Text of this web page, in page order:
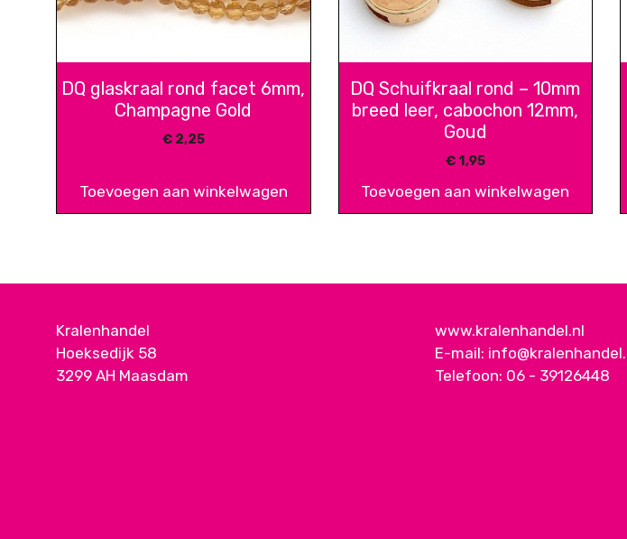
DQ glaskraal rond facet 6mm,
Champagne Gold
€2,25
Toevoegen aan winkelwagen
DQ Schuifkraal rond – 10mm
breed leer, cabochon 12mm,
Goud
€1,95
Toevoegen aan winkelwagen
Kralenhandel
Hoeksedijk 58
3299 AH Maasdam
www.kralenhandel.nl
E-mail:
Telefoon: 06 - 39126448